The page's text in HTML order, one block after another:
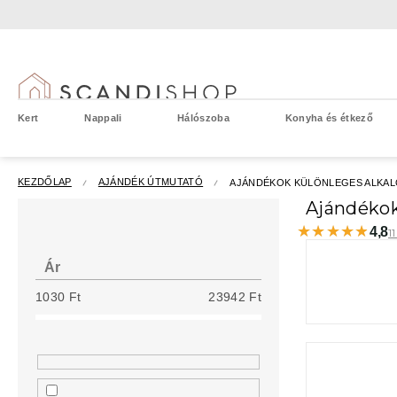
Kert Nappali Hálószoba Konyha és étkező
KEZDŐLAP AJÁNDÉK ÚTMUTATÓ AJÁNDÉKOK KÜLÖNLEGES
Ár
1030 Ft 23942 Ft
★★★★★
★★★★★4,8